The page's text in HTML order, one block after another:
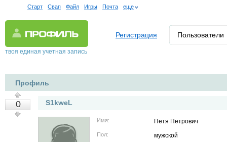
Старт Свап Файл Игры Почта еще
твоя единая учетная запись
Регистрация Пользователи
Профиль
0 S1kweL
Имя: Петя Петрович
Пол: мужской